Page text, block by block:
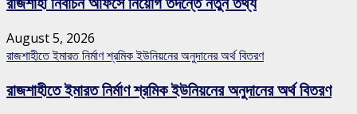
August 5, 2026
রাজশাহীতে ইমারত নির্মাণ শ্রমিক ইউনিয়নের অনুদানের অর্থ বিতরণ
রাজশাহীতে ইমারত নির্মাণ শ্রমিক ইউনিয়নের অনুদানের অর্থ বিতরণ